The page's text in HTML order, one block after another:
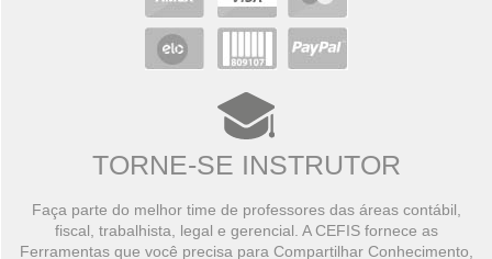
TORNE-SE INSTRUTOR
Faça parte do melhor time de professores das áreas contábil,
fiscal, trabalhista, legal e gerencial. A CEFIS fornece as
Ferramentas que você precisa para Compartilhar Conhecimento,